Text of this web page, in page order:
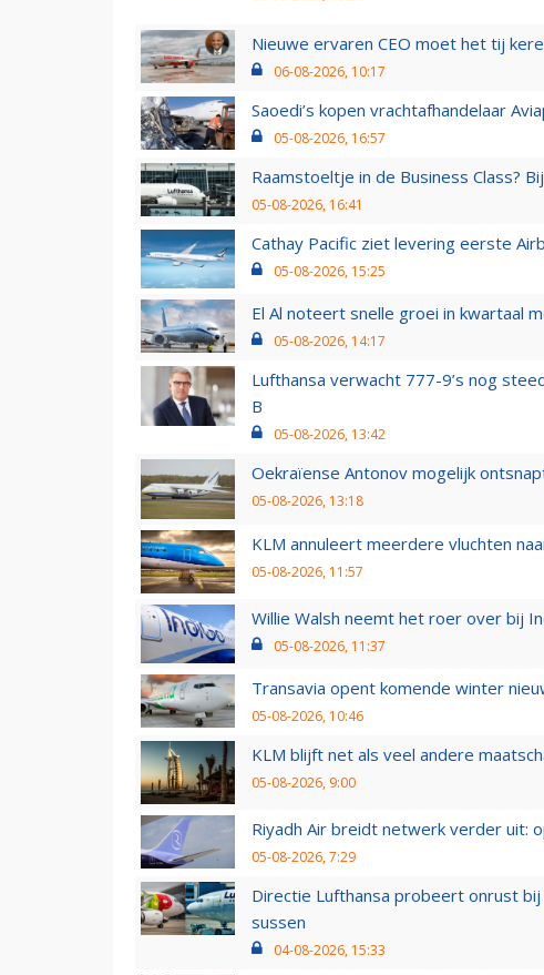
Nieuwe ervaren CEO moet het tij
06-08-2026, 10:17
Saoedi’s kopen vrachtafhandelaar
05-08-2026, 16:57
Raamstoeltje in de Business Class?
05-08-2026, 16:41
Cathay Pacific ziet levering eerste
05-08-2026, 15:25
El Al noteert snelle groei in kwartaal
05-08-2026, 14:17
Lufthansa verwacht 777-9’s nog
B
05-08-2026, 13:42
Oekraïense Antonov mogelijk
05-08-2026, 13:18
KLM annuleert meerdere vluchten
05-08-2026, 11:57
Willie Walsh neemt het roer over bij
05-08-2026, 11:37
Transavia opent komende winter
05-08-2026, 10:46
KLM blijft net als veel andere
05-08-2026, 9:00
Riyadh Air breidt netwerk verder uit:
05-08-2026, 7:29
Directie Lufthansa probeert onrust
sussen
04-08-2026, 15:33